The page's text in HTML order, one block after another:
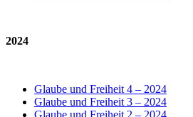
2024
Glaube und Freiheit 4 – 2024
Glaube und Freiheit 3 – 2024